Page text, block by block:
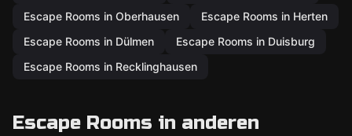
Escape Rooms in Oberhausen
Escape Rooms in Herten
Escape Rooms in Dülmen
Escape Rooms in Duisburg
Escape Rooms in Recklinghausen
Escape Rooms in anderen